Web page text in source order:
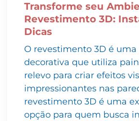
Transforme seu
Revestimento 3D:
Dicas
O revestimento 3D é uma
decorativa que utiliza
relevo para criar efeitos
impressionantes nas
revestimento 3D é uma
opção para quem busca